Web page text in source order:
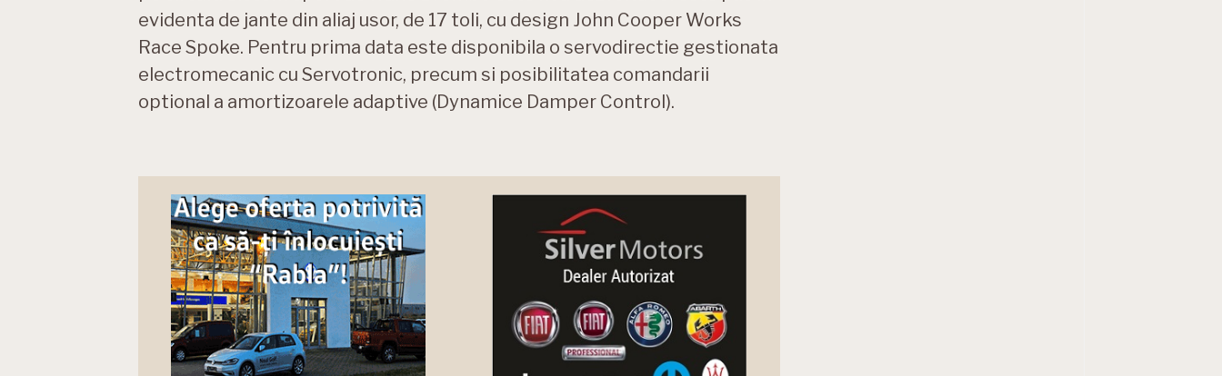
evidenta de jante din aliaj usor, de 17 toli, cu design John Cooper Works
Race Spoke. Pentru prima data este disponibila o servodirectie gestionata
electromecanic cu Servotronic, precum si posibilitatea comandarii
optional a amortizoarele adaptive (Dynamice Damper Control).